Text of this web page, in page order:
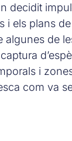
decidit
els plans
algunes de
i
com va